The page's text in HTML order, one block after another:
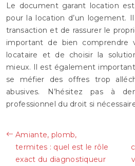
Le document garant location
pour la location d’un logement.
transaction et de rassurer le
important de bien comprendre
locataire et de choisir la
mieux. Il est également
se méfier des offres trop
abusives. N’hésitez pas à
professionnel du droit si
Amiante, plomb,
termites : quel est le rôle
exact du diagnostiqueur